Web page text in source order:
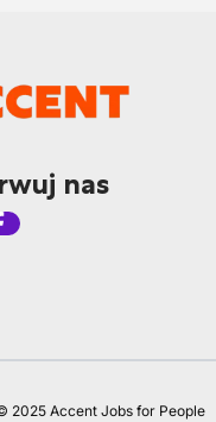
nas
2025 Accent Jobs for People